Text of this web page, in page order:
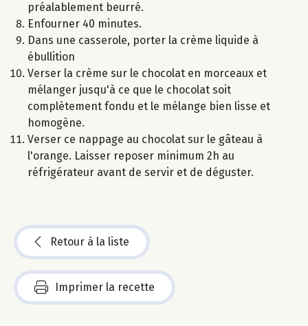
préalablement beurré.
Enfourner 40 minutes.
Dans une casserole, porter la crème liquide à
ébullition
Verser la crème sur le chocolat en morceaux et
mélanger jusqu'à ce que le chocolat soit
complètement fondu et le mélange bien lisse et
homogène.
Verser ce nappage au chocolat sur le gâteau à
l'orange. Laisser reposer minimum 2h au
réfrigérateur avant de servir et de déguster.
Retour à la liste
Imprimer la recette